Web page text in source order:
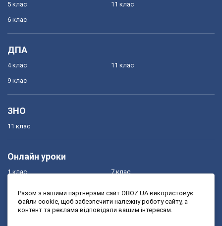
5 клас
6 клас
11 клас
ДПА
4 клас
9 клас
11 клас
ЗНО
11 клас
Онлайн уроки
1 клас
3 клас
7 клас
9 клас
Разом з нашими партнерами сайт OBOZ.UA використовує
файли cookie, щоб забезпечити належну роботу сайту, а
контент та реклама відповідали вашим інтересам.